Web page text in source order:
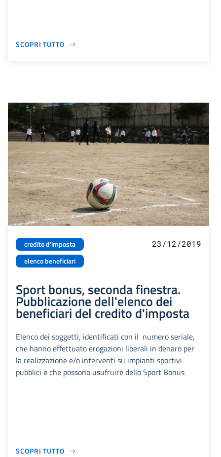
SCOPRI TUTTO
credito d'imposta
elenco beneficiari
23/12/2019
Sport bonus, seconda finestra.
Pubblicazione dell'elenco dei
beneficiari del credito d'imposta
Elenco dei soggetti, identificati con il numero seriale,
che hanno effettuato erogazioni liberali in denaro per
la realizzazione e/o interventi su impianti sportivi
pubblici e che possono usufruire dello Sport Bonus
SCOPRI TUTTO